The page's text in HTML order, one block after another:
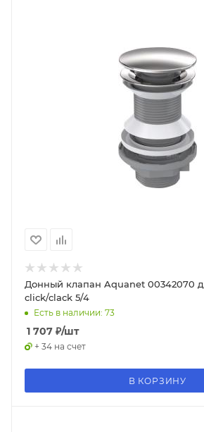
Донный клапан Aquanet 00342070
click/clack 5/4
Есть в наличии: 73
1 707 ₽/шт
+ 34 на счет
В КОРЗИНУ